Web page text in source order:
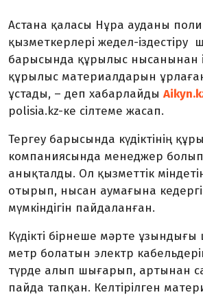
Астана қаласы Нұра ауданы
қызметкерлері жедел-іздестіру
барысында құрылыс нысанынан
құрылыс материалдарын ұрлаған
ұстады, – деп хабарлайды
polisia.kz-ке сілтеме жасап.
Тергеу барысында күдіктінің
компаниясында менеджер болып
анықталды. Ол қызметтік
отырып, нысан аумағына
мүмкіндігін пайдаланған.
Күдікті бірнеше мәрте
метр болатын электр
түрде алып шығарып, артынан
пайда тапқан. Келтірілген